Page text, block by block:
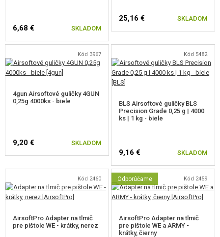
6,68 € SKLADOM
25,16 € SKLADOM
Kód 3967
4gun Airsoftové guličky 4GUN
0,25g 4000ks - biele
9,20 € SKLADOM
Kód 5482
BLS Airsoftové guličky BLS
Precision Grade 0,25 g | 4000
ks | 1 kg - biele
9,16 € SKLADOM
Kód 2460
AirsoftPro Adapter na tlmič
pre pištole WE - krátky, nerez
Odporúčame Kód 2459
AirsoftPro Adapter na tlmič
pre pištole WE a ARMY -
krátky, čierny